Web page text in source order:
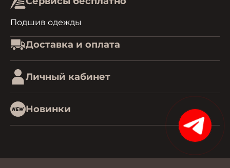
Подшив одежды
Доставка и оплата
Личный кабинет
Новинки
15%